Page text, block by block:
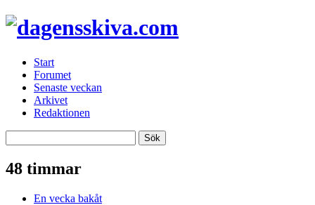
Start
Forumet
Senaste veckan
Arkivet
Redaktionen
48 timmar
En vecka bakåt